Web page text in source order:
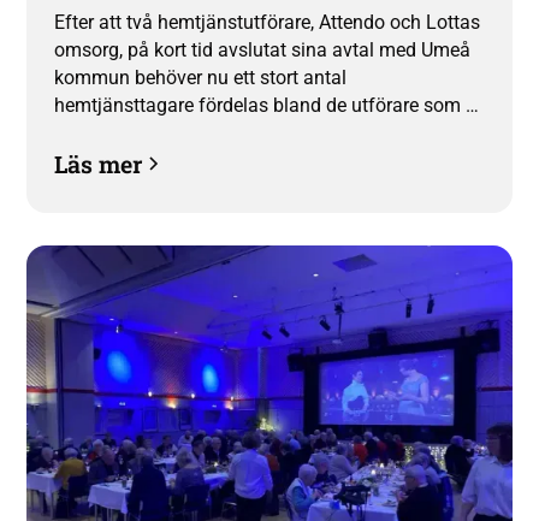
Efter att två hemtjänstutförare, Attendo och Lottas
omsorg, på kort tid avslutat sina avtal med Umeå
kommun behöver nu ett stort antal
hemtjänsttagare fördelas bland de utförare som är
trygghet för våra kunder och medarbetare inför
Läs mer